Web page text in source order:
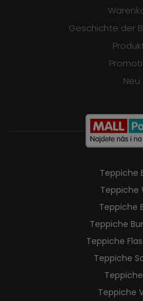
Geschichte der
Neu
Teppiche
Teppiche
Teppiche
Teppiche
Teppiche
Teppiche
Teppiche